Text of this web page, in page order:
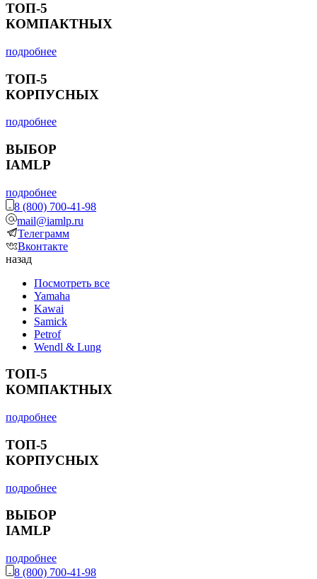
ТОП-5
КОМПАКТНЫХ
подробнее
ТОП-5
КОРПУСНЫХ
подробнее
ВЫБОР
IAMLP
подробнее
8 (800) 700-41-98
mail@iamlp.ru
Телеграмм
Вконтакте
назад
Посмотреть все
Yamaha
Kawai
Samick
Petrof
Wendl & Lung
ТОП-5
КОМПАКТНЫХ
подробнее
ТОП-5
КОРПУСНЫХ
подробнее
ВЫБОР
IAMLP
подробнее
8 (800) 700-41-98